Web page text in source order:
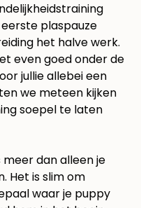
plaspauze
het halve werk.
even goed onder de
jullie allebei een
we meteen kijken
soepel te laten
dan alleen je
Het is slim om
waar je puppy